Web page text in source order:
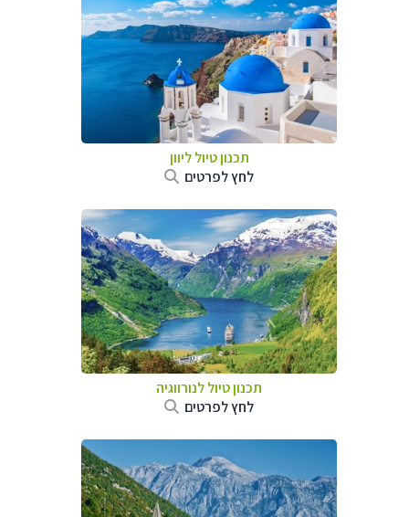
תכנון טיול ליוון
לחץ לפרטים
תכנון טיול לנורווגיה
לחץ לפרטים